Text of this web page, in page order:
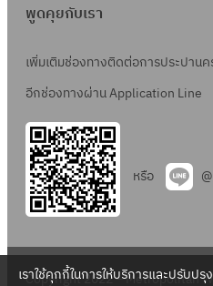
พูดคุยกับเรา
เพิ่มเติมช่องทางติดต่อการประปาน
อีกช่องทางผ่าน Application Line
หรือ
Copyright 2022 – Metropolitan
เราใช้คุกกี้ในการให้บริการและปรับป